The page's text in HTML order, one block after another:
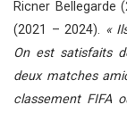
Ricner Bellegarde
(2021 – 2024). «
On est satisfaits
deux matches
classement FIFA